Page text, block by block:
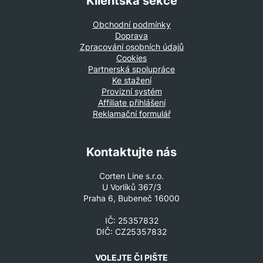
Kontaktujte nás
Corten Line s.r.o.
U Vorlíků 367/3
Praha 6, Bubeneč 16000
IČ: 25357832
DIČ: CZ25357832
VOLEJTE ČI PIŠTE
Obchodní podmínky
Doprava
Zpracování osobních údajů
Cookies
Partnerská spolupráce
Ke stažení
Provizní systém
Affiliate přihlášení
Reklamační formulář